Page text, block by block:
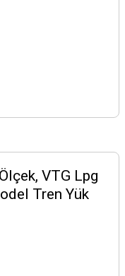
VTG Lpg
Tren Yük